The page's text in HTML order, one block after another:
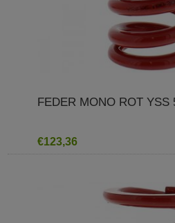
FEDER MONO ROT YSS
€123,36